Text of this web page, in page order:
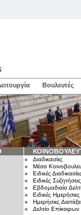
Βουλευτές
Διαδικασίες
Μέσα
Ειδικές
Ειδικές
Εβδομαδιαίο
Ειδικές Ημερήσιες
Ημερήσιες
Δελτίο